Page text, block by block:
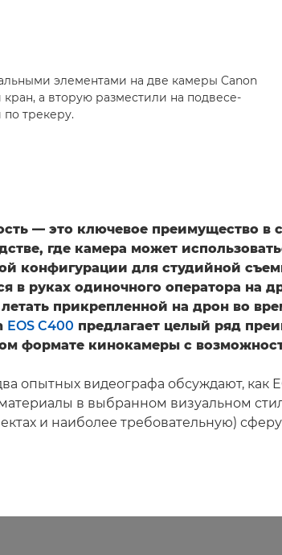
элементами на две камеры Canon
а вторую разместили на подвесе-
трекеру.
— это ключевое преимущество в
где камера может
конфигурации для студийной
в руках одиночного оператора на
прикрепленной на дрон во
EOS C400 предлагает целый ряд
формате кинокамеры с
опытных видеографа обсуждают, как
в выбранном визуальном
и наиболее требовательную)